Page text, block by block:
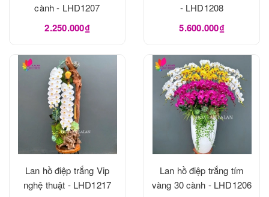
cành - LHD1207
2.250.000₫
- LHD1208
5.600.000₫
Lan hồ điệp trắng Vip
nghệ thuật - LHD1217
Lan hồ điệp trắng tím
vàng 30 cành - LHD1206